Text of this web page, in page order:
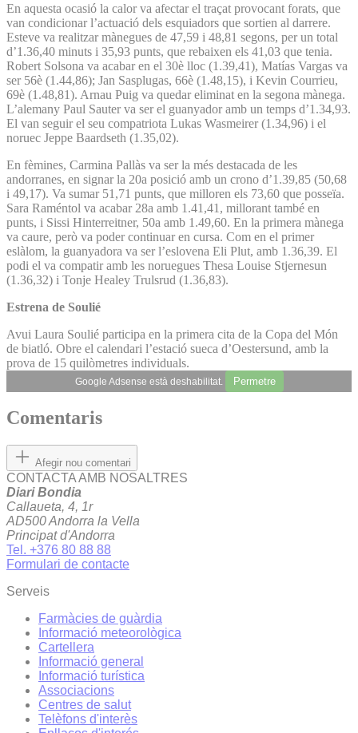
En aquesta ocasió la calor va afectar el traçat provocant forats, que
van condicionar l’actuació dels esquiadors que sortien al darrere.
Esteve va realitzar mànegues de 47,59 i 48,81 segons, per un total
d’1.36,40 minuts i 35,93 punts, que rebaixen els 41,03 que tenia.
Robert Solsona va acabar en el 30è lloc (1.39,41), Matías Vargas va
ser 56è (1.44,86); Jan Sasplugas, 66è (1.48,15), i Kevin Courrieu,
69è (1.48,81). Arnau Puig va quedar eliminat en la segona mànega.
L’alemany Paul Sauter va ser el guanyador amb un temps d’1.34,93.
El van seguir el seu compatriota Lukas Wasmeirer (1.34,96) i el
noruec Jeppe Baardseth (1.35,02).
En fèmines, Carmina Pallàs va ser la més destacada de les
andorranes, en signar la 20a posició amb un crono d’1.39,85 (50,68
i 49,17). Va sumar 51,71 punts, que milloren els 73,60 que posseïa.
Sara Raméntol va acabar 28a amb 1.41,41, millorant també en
punts, i Sissi Hinterreitner, 50a amb 1.49,60. En la primera mànega
va caure, però va poder continuar en cursa. Com en el primer
eslàlom, la guanyadora va ser l’eslovena Eli Plut, amb 1.36,39. El
podi el va compatir amb les noruegues Thesa Louise Stjernesun
(1.36,32) i Tonje Healey Trulsrud (1.36,83).
Estrena de Soulié
Avui Laura Soulié participa en la primera cita de la Copa del Món
de biatló. Obre el calendari l’estació sueca d’Oestersund, amb la
prova de 15 quilòmetres individuals.
Google Adsense està deshabilitat. Permetre
Comentaris
Afegir nou comentari
CONTACTA AMB NOSALTRES
Diari Bondia
Callaueta, 4, 1r
AD500 Andorra la Vella
Principat d'Andorra
Tel. +376 80 88 88
Formulari de contacte
Serveis
Farmàcies de guàrdia
Informació meteorològica
Cartellera
Informació general
Informació turística
Associacions
Centres de salut
Telèfons d'interès